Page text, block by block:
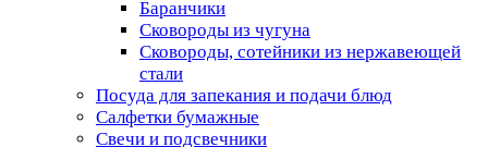
Баранчики
Сковороды из чугуна
Сковороды, сотейники из нержавеющей
стали
Посуда для запекания и подачи блюд
Салфетки бумажные
Свечи и подсвечники